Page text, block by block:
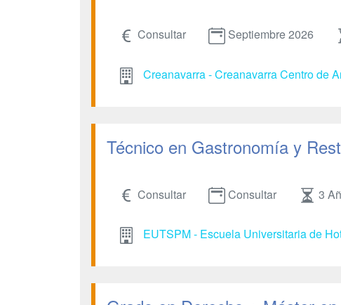
Consultar Septiembre 2026
Creanavarra - Creanavarra Centro de
Técnico en Gastronomía y
Consultar Consultar 3
EUTSPM - Escuela Universitaria de